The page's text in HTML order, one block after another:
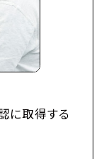
に取得する